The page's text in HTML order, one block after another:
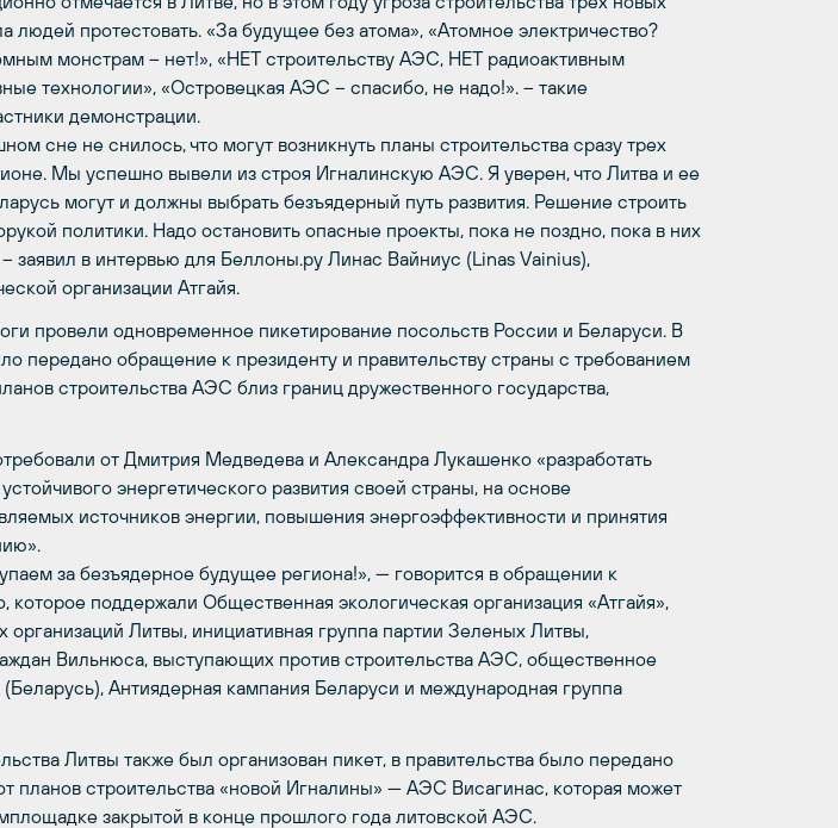
людей протестовать. «За будущее без атома», «Атомное электричество?
монстрам – нет!», «НЕТ строительству АЭС, НЕТ радиоактивным
технологии», «Островецкая АЭС – спасибо, не надо!». – такие
демонстрации.
сне не снилось, что могут возникнуть планы строительства сразу трех
Мы успешно вывели из строя Игналинскую АЭС. Я уверен, что Литва и ее
могут и должны выбрать безъядерный путь развития. Решение строить
политики. Надо остановить опасные проекты, пока не поздно, пока в них
– заявил в интервью для Беллоны.ру Линас Вайниус (Linas Vainius),
организации Атгайя.
провели одновременное пикетирование посольств России и Беларуси. В
передано обращение к президенту и правительству страны с требованием
строительства АЭС близ границ дружественного государства,
от Дмитрия Медведева и Александра Лукашенко «разработать
энергетического развития своей страны, на основе
источников энергии, повышения энергоэффективности и принятия
за безъядерное будущее региона!», — говорится в обращении к
поддержали Общественная экологическая организация «Атгайя»,
Литвы, инициативная группа партии Зеленых Литвы,
Вильнюса, выступающих против строительства АЭС, общественное
Антиядерная кампания Беларуси и международная группа
Литвы также был организован пикет, в правительства было передано
планов строительства «новой Игналины» — АЭС Висагинас, которая может
закрытой в конце прошлого года литовской АЭС.